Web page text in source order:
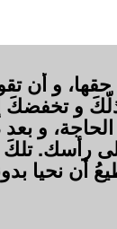
و أن
و تخفضكَ
و
رأسك.
أن نحيا